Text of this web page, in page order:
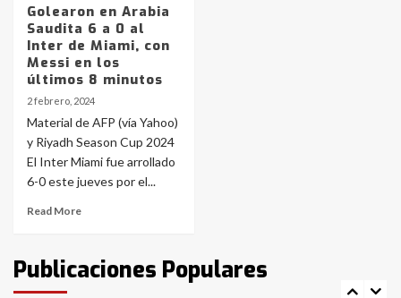
Golearon en Arabia
Saudita 6 a 0 al
Inter de Miami, con
Messi en los
últimos 8 minutos
2 febrero, 2024
Material de AFP (vía Yahoo)
y Riyadh Season Cup 2024
El Inter Miami fue arrollado
6-0 este jueves por el...
Read More
Publicaciones Populares
5
Los precios de los combustibles en
La Pampa, desde YPF hasta Axion
entre 857 a 1338 pesos
6
La Bolsa de Cereales de Bahía
Blanca anticipa que Agosto vendrá
con lluvias y heladas, en gran parte
de la provincia
fueron detenidos por
comercialización de drogas en la
tarde del sábado